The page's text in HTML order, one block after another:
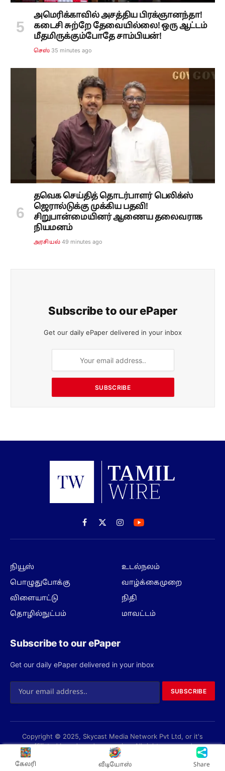
அமெரிக்காவில் அசத்திய பிரக்ஞானந்தா!
கடைசி சுற்றே தேவையில்லை! ஒரு ஆட்டம்
மீதமிருக்கும்போதே சாம்பியன்!
செஸ் 35 minutes ago
தவெக செய்தித் தொடர்பாளர் பெலிக்ஸ்
ஜெரால்டுக்கு முக்கிய பதவி!
சிறுபான்மையினர் ஆணைய தலைவராக
நியமனம்
அரசியல் 49 minutes ago
Subscribe to our ePaper
Get our daily ePaper delivered in your inbox
SUBSCRIBE
Facebook
X
(Twitter)
Instagram
நியூஸ்
பொழுதுபோக்கு
விளையாட்டு
தொழில்நுட்பம்
உடல்நலம்
வாழ்க்கைமுறை
நிதி
மாவட்டம்
Subscribe to our ePaper
Get our daily ePaper delivered in your inbox
SUBSCRIBE
Copyright © 2025, Skycast Media Network Pvt Ltd, or it's
affiliated brands and companies. All rights reserved.
Privacy Policy Terms About us Contact us
கேலரி வீடியோஸ் Share